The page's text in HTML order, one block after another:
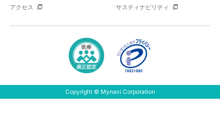
アクセス サスティナビリティ
Copyright © Mynavi Corporation